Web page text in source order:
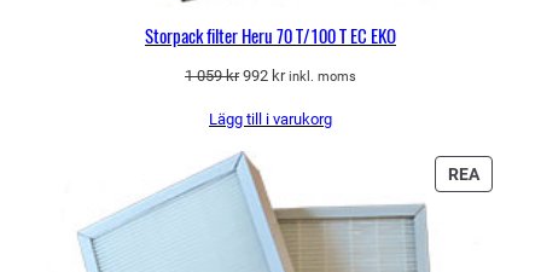
Storpack filter Heru 70 T/100 T EC EKO
1 059kr Det
priset
var:
1
059 kr.
992 krDet
priset
inkl. moms
Lägg till i varukorg
REA
PÅ